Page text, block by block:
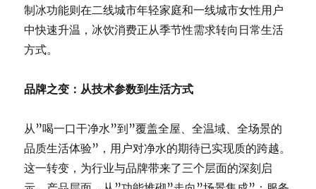
制冰功能则在二线城市年轻家庭和一线城市女性用户
中快速升温，冰饮消费正从季节性需求转向日常生活
方式。
品牌之变：从技术参数到生活方式
从”喝一口干净水”到”覆盖全屋、全温域、全场景的
品质生活体验”，用户对净水的期待已实现质的跨越。
这一转变，为行业与品牌带来了三个层面的深刻启